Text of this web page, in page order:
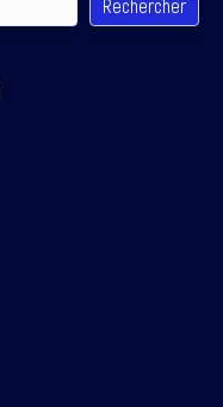
Rechercher